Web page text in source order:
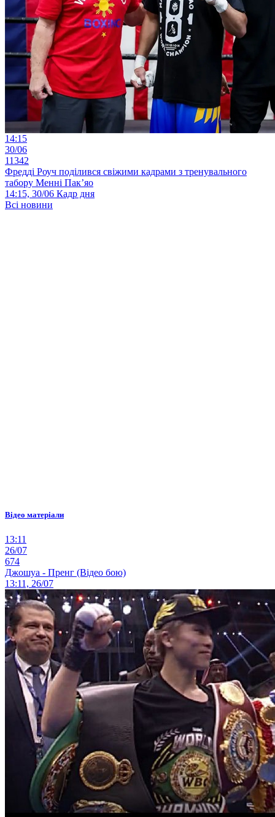
14:15
30/06
11342
Фредді Роуч поділився свіжими кадрами з тренувального
табору Менні Пак’яо
14:15, 30/06 Кадр дня
Всі новини
Відео матеріали
13:11
26/07
674
Джошуа - Пренг (Відео бою)
13:11, 26/07